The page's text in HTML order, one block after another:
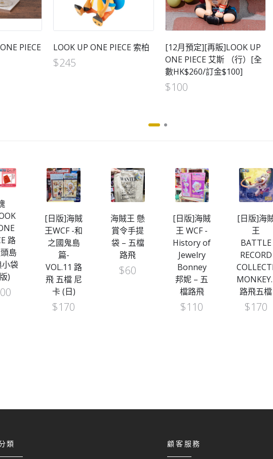
PIECE
LOOK UP ONE PIECE 索柏
$245
[12月預定][再販]LOOK UP
ONE PIECE 艾斯 （行）[全
數HK$260/訂金$100]
$100
路
島
袋
)
[日版]海賊
王WCF -和
之國鬼島
篇-
VOL.11 路
飛 五檔 尼
卡 (日)
$170
海賊王 懸
賞令手提
袋 – 五檔
路飛
$60
[日版]海賊
王 WCF -
History of
Jewelry
Bonney
邦妮 – 五
檔路飛
$110
[日版]海
王
BATTLE
RECORD
路飛五檔
$170
類 顧客服務